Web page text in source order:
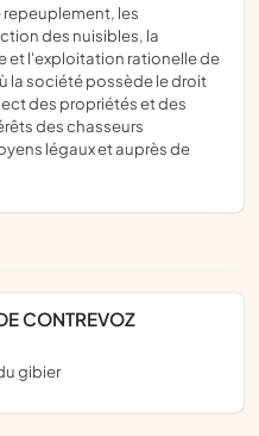
les
des nuisibles, la
et l'exploitation rationelle de
la société possède le droit
des propriétés et des
des chasseurs
légaux et auprès de
CONTREVOZ
gibier